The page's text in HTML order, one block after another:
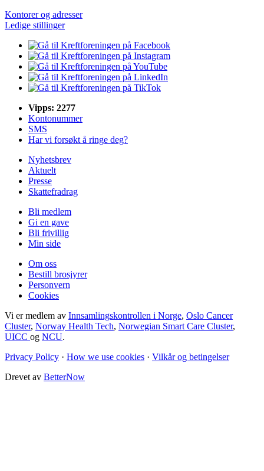
Kontorer og adresser
Ledige stillinger
Vipps: 2277
Kontonummer
SMS
Har vi forsøkt å ringe deg?
Nyhetsbrev
Aktuelt
Presse
Skattefradrag
Bli medlem
Gi en gave
Bli frivillig
Min side
Om oss
Bestill brosjyrer
Personvern
Cookies
Vi er medlem av Innsamlingskontrollen i Norge, Oslo Cancer
Cluster, Norway Health Tech, Norwegian Smart Care Cluster,
UICC og NCU.
Privacy Policy · How we use cookies · Vilkår og betingelser
Drevet av BetterNow